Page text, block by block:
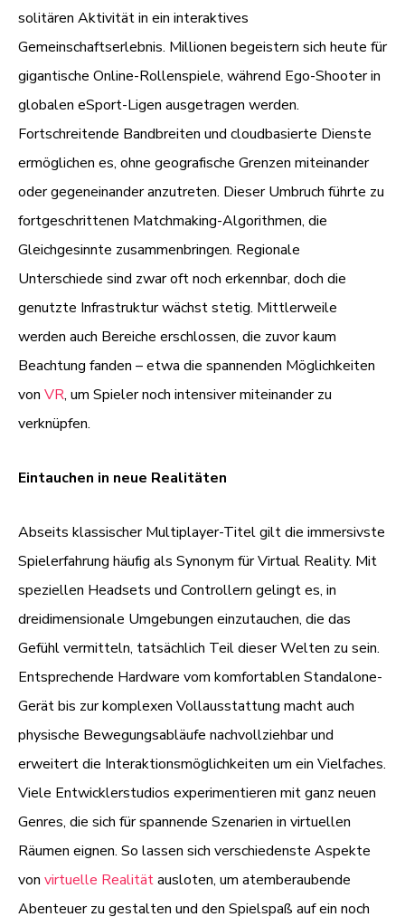
solitären Aktivität in ein interaktives
Gemeinschaftserlebnis. Millionen begeistern sich heute für
gigantische Online-Rollenspiele, während Ego-Shooter in
globalen eSport-Ligen ausgetragen werden.
Fortschreitende Bandbreiten und cloudbasierte Dienste
ermöglichen es, ohne geografische Grenzen miteinander
oder gegeneinander anzutreten. Dieser Umbruch führte zu
fortgeschrittenen Matchmaking-Algorithmen, die
Gleichgesinnte zusammenbringen. Regionale
Unterschiede sind zwar oft noch erkennbar, doch die
genutzte Infrastruktur wächst stetig. Mittlerweile
werden auch Bereiche erschlossen, die zuvor kaum
Beachtung fanden – etwa die spannenden Möglichkeiten
von VR, um Spieler noch intensiver miteinander zu
verknüpfen.
Eintauchen in neue Realitäten
Abseits klassischer Multiplayer-Titel gilt die immersivste
Spielerfahrung häufig als Synonym für Virtual Reality. Mit
speziellen Headsets und Controllern gelingt es, in
dreidimensionale Umgebungen einzutauchen, die das
Gefühl vermitteln, tatsächlich Teil dieser Welten zu sein.
Entsprechende Hardware vom komfortablen Standalone-
Gerät bis zur komplexen Vollausstattung macht auch
physische Bewegungsabläufe nachvollziehbar und
erweitert die Interaktionsmöglichkeiten um ein Vielfaches.
Viele Entwicklerstudios experimentieren mit ganz neuen
Genres, die sich für spannende Szenarien in virtuellen
Räumen eignen. So lassen sich verschiedenste Aspekte
von virtuelle Realitätausloten, um atemberaubende
Abenteuer zu gestalten und den Spielspaß auf ein noch